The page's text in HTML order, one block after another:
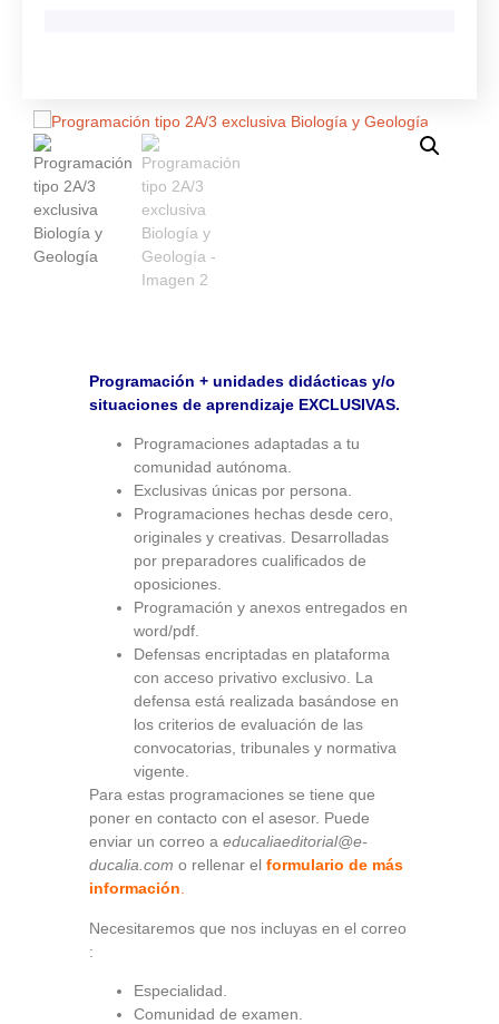
Programación + unidades didácticas y/o
situaciones de aprendizaje EXCLUSIVAS.
Programaciones adaptadas a tu
comunidad autónoma.
Exclusivas únicas por persona.
Programaciones hechas desde cero,
originales y creativas. Desarrolladas
por preparadores cualificados de
oposiciones.
Programación y anexos entregados en
word/pdf.
Defensas encriptadas en plataforma
con acceso privativo exclusivo. La
defensa está realizada basándose en
los criterios de evaluación de las
convocatorias, tribunales y normativa
vigente.
Para estas programaciones se tiene que
poner en contacto con el asesor. Puede
enviar un correo a educaliaeditorial@e-
ducalia.com o rellenar el formulario de más
información
Necesitaremos que nos incluyas en el correo
:
Especialidad.
Comunidad de examen.